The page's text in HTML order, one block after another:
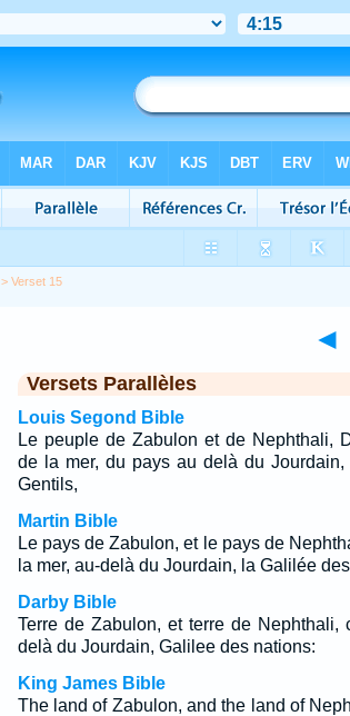
> Verset 15
◄
Versets Parallèles
Louis Segond Bible
Le peuple de Zabulon et de Nephthali,
de la mer, du pays au delà du
Gentils,
Martin Bible
Le pays de Zabulon, et le pays de
la mer, au-delà du Jourdain, la Galilée
Darby Bible
Terre de Zabulon, et terre de Nephthali,
delà du Jourdain, Galilee des nations:
King James Bible
The land of Zabulon, and the land of